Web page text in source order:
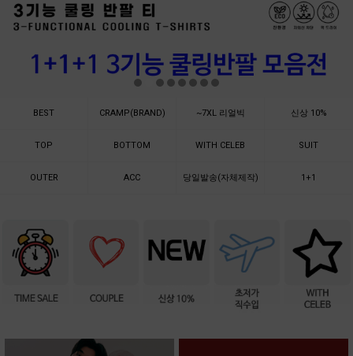
BEST CRAMP(BRAND) ~7XL 리얼빅 신상 10%
TOP BOTTOM WITH CELEB SUIT
OUTER ACC 당일발송(자체제작) 1+1